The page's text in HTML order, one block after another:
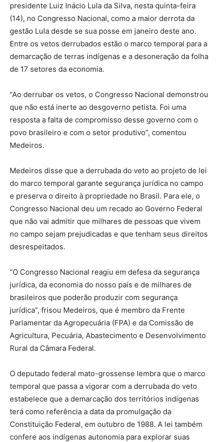
presidente Luiz Inácio Lula da Silva, nesta quinta-feira
(14), no Congresso Nacional, como a maior derrota da
gestão Lula desde se sua posse em janeiro deste ano.
Entre os vetos derrubados estão o marco temporal para a
demarcação de terras indígenas e a desoneração da folha
de 17 setores da economia.
“Ao derrubar os vetos, o Congresso Nacional demonstrou
que não está inerte ao desgoverno petista. Foi uma
resposta a falta de compromisso desse governo com o
povo brasileiro e com o setor produtivo”, comentou
Medeiros.
Medeiros disse que a derrubada do veto ao projeto de lei
do marco temporal garante segurança jurídica no campo
e preserva o direito à propriedade no Brasil. Para ele, o
Congresso Nacional deu um recado ao Governo Federal
que não vai admitir que milhares de pessoas que vivem
no campo sejam prejudicadas e que tenham seus direitos
desrespeitados.
“O Congresso Nacional reagiu em defesa da segurança
jurídica, da economia do nosso país e de milhares de
brasileiros que poderão produzir com segurança
jurídica”, frisou Medeiros, que é membro da Frente
Parlamentar da Agropecuária (FPA) e da Comissão de
Agricultura, Pecuária, Abastecimento e Desenvolvimento
Rural da Câmara Federal.
O deputado federal mato-grossense lembra que o marco
temporal que passa a vigorar com a derrubada do veto
estabelece que a demarcação dos territórios indígenas
terá como referência a data da promulgação da
Constituição Federal, em outubro de 1988. A lei também
confere aos indígenas autonomia para explorar suas